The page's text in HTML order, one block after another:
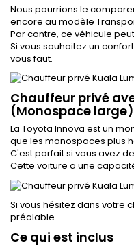
Nous pourrions le
encore au modèle
Par contre, ce véhicule
Si vous souhaitez un
vous faut.
Chauffeur privé
(Monospace large)
La Toyota Innova est un
que les monospaces plus
C'est parfait si vous avez
Cette voiture a une
Si vous hésitez dans votre
préalable.
Ce qui est inclus